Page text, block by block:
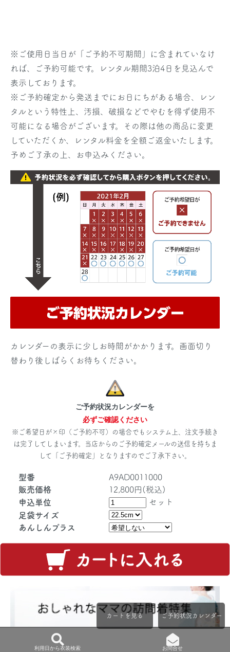
※ ご使用日当日 が「ご予約不可期間」に含まれていなけ
れば、ご予約可能です。レンタル期間3泊4日を見込んで
表示しております。
※ご予約確定から発送までにお日にちがある場合、レン
タルという特性上、汚損、破損などでやむを得ず使用不
可能になる場合がございます。その際は他の商品に変更
していただくか、レンタル料金を全額ご返金いたします。
予めご了承の上、お申込みください。
カレンダーの表示に少しお時間がかかります。画面切り
替わり後しばらくお待ちください。
ご予約状況カレンダーを
必ずご確認ください
※ご希望日が×印（ご予約不可）の場合でもシステム上、注文手続き
は完了してしまいます。当店からのご予約確定メールの送信を持ちま
して「ご予約確定」となりますのでご了承下さい。
型番
A9AD0011000
販売価格
12,800円(税込)
申込単位
セット
足袋サイズ
あんしんプラス
カートを見る ご予約状況カレンダー
利用日から衣装検索 お問合せ